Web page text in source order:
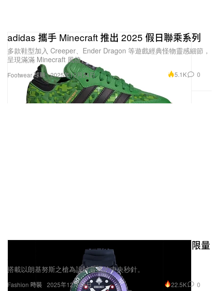
Footwear 球鞋
adidas 攜手 Minecraft 推出 2025 假日聯乘系列
多款鞋型加入 Creeper、Ender Dragon 等遊戲經典怪物靈感細節，
呈現滿滿 Minecraft 風格。
2025年12月24日 5.1K 0
Fashion 時裝
Seiko 將《新世紀福音戰士》初號機靈魂注入限量
搭載以朗基努斯之槍為設計靈感的中央秒針。
2025年12月24日 22.5K 0